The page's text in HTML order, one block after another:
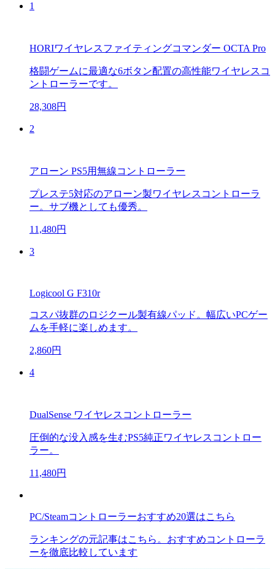
1
HORIワイヤレスファイティングコマンダー OCTA Pro
格闘ゲームに最適な6ボタン配置の高性能ワイヤレスコ
ントローラーです。
28,308円
2
アローン PS5用無線コントローラー
プレステ5対応のアローン製ワイヤレスコントローラ
ー。サブ機としても優秀。
11,480円
3
Logicool G F310r
コスパ抜群のロジクール製有線パッド。幅広いPCゲー
ムを手軽に楽しめます。
2,860円
4
DualSense ワイヤレスコントローラー
圧倒的な没入感を生むPS5純正ワイヤレスコントロー
ラー。
11,480円
PC/Steamコントローラーおすすめ20選はこちら
ランキングの元記事はこちら。おすすめコントローラ
ーを徹底比較しています